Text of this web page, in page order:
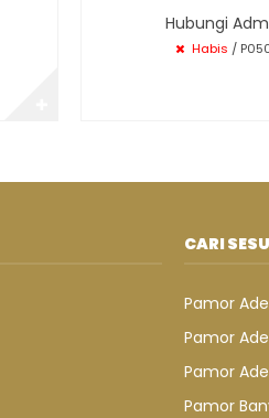
Hubungi
Habis /
CARI
Pamor
Pamor
Pamor
Pamor